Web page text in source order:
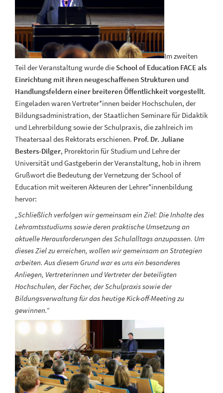
Im zweiten
Teil der Veranstaltung wurde die School of Education FACE als
Einrichtung mit ihren neugeschaffenen Strukturen und
Handlungsfeldern einer breiteren Öffentlichkeit vorgestellt.
Eingeladen waren Vertreter*innen beider Hochschulen, der
Bildungsadministration, der Staatlichen Seminare für Didaktik
und Lehrerbildung sowie der Schulpraxis, die zahlreich im
Theatersaal des Rektorats erschienen. Prof. Dr. Juliane
Besters-Dilger, Prorektorin für Studium und Lehre der
Universität und Gastgeberin der Veranstaltung, hob in ihrem
Grußwort die Bedeutung der Vernetzung der School of
Education mit weiteren Akteuren der Lehrer*innenbildung
hervor:
„Schließlich verfolgen wir gemeinsam ein Ziel: Die Inhalte des
Lehramtsstudiums sowie deren praktische Umsetzung an
aktuelle Herausforderungen des Schulalltags anzupassen. Um
dieses Ziel zu erreichen, wollen wir gemeinsam an Strategien
arbeiten. Aus diesem Grund war es uns ein besonderes
Anliegen, Vertreterinnen und Vertreter der beteiligten
Hochschulen, der Fächer, der Schulpraxis sowie der
Bildungsverwaltung für das heutige Kick-off-Meeting zu
gewinnen.“